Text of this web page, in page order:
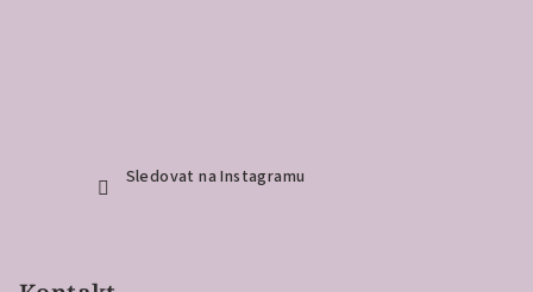
Sledovat na Instagramu